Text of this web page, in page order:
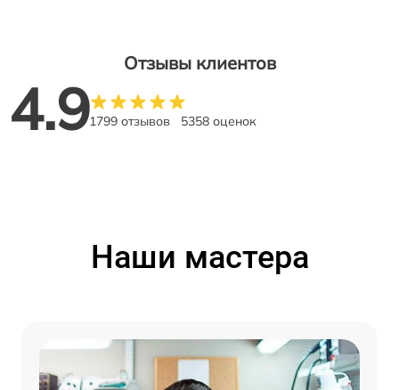
Отзывы клиентов
4.91799 отзывов 5358 оценок
Наши мастера